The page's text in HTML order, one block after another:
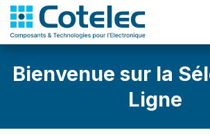
Bienvenue sur la
Ligne